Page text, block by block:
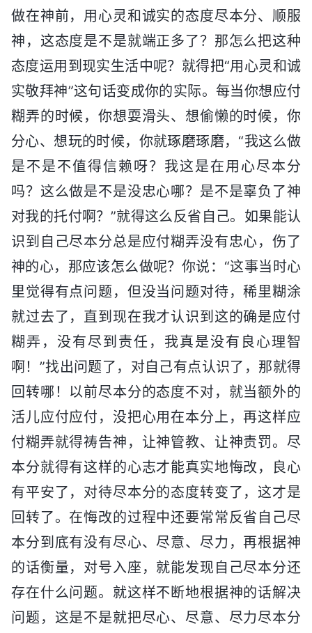
做在神前，用心灵和诚实的态度尽本分、顺服
神，这态度是不是就端正多了？那怎么把这种
态度运用到现实生活中呢？就得把“用心灵和诚
实敬拜神”这句话变成你的实际。每当你想应付
糊弄的时候，你想耍滑头、想偷懒的时候，你
分心、想玩的时候，你就琢磨琢磨，“我这么做
是不是不值得信赖呀？我这是在用心尽本分
吗？这么做是不是没忠心哪？是不是辜负了神
对我的托付啊？”就得这么反省自己。如果能认
识到自己尽本分总是应付糊弄没有忠心，伤了
神的心，那应该怎么做呢？你说：“这事当时心
里觉得有点问题，但没当问题对待，稀里糊涂
就过去了，直到现在我才认识到这的确是应付
糊弄，没有尽到责任，我真是没有良心理智
啊！”找出问题了，对自己有点认识了，那就得
回转哪！以前尽本分的态度不对，就当额外的
活儿应付应付，没把心用在本分上，再这样应
付糊弄就得祷告神，让神管教、让神责罚。尽
本分就得有这样的心志才能真实地悔改，良心
有平安了，对待尽本分的态度转变了，这才是
回转了。在悔改的过程中还要常常反省自己尽
本分到底有没有尽心、尽意、尽力，再根据神
的话衡量，对号入座，就能发现自己尽本分还
存在什么问题。就这样不断地根据神的话解决
问题，这是不是就把尽心、尽意、尽力尽本分